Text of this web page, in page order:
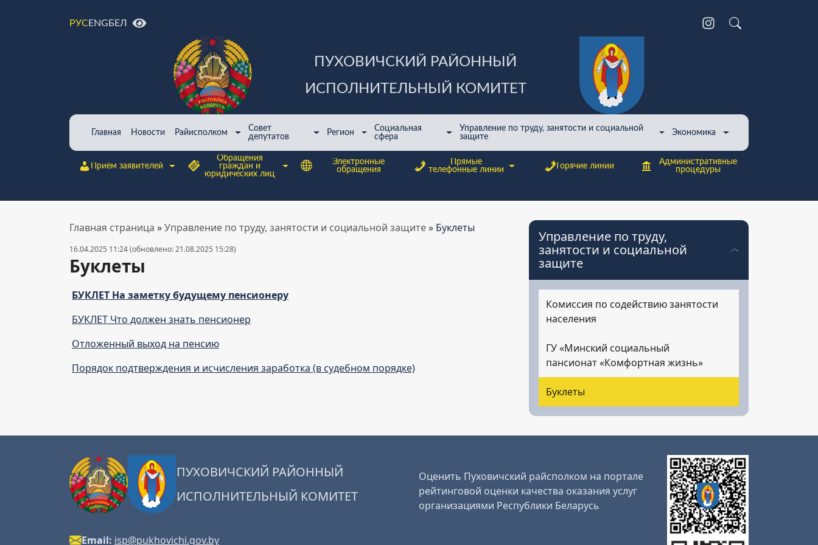
РУСENGБЕЛ
ПУХОВИЧСКИЙ РАЙОННЫЙ
ИСПОЛНИТЕЛЬНЫЙ КОМИТЕТ
Главная Новости Райисполком
Совет
депутатов
Регион
Cоциальная
сфера
Управление по труду, занятости и социальной
защите
Экономика
Приём заявителей
Обращения
граждан и
юридических лиц
Электронные
обращения
Прямые
телефонные линии
Горячие линии
Административные
процедуры
Главная страница »Управление по труду, занятости и социальной защите» Буклеты
16.04.2025 11:24 (обновлено: 21.08.2025 15:28)
Буклеты
БУКЛЕТ На заметку будущему пенсионеру
БУКЛЕТ Что должен знать пенсионер
Отложенный выход на пенсию
Порядок подтверждения и исчисления заработка (в судебном порядке)
Управление по труду,
занятости и социальной
защите
Комиссия по содействию занятости
населения
ГУ «Минский социальный
пансионат «Комфортная жизнь»
Буклеты
ПУХОВИЧСКИЙ РАЙОННЫЙ
ИСПОЛНИТЕЛЬНЫЙ КОМИТЕТ
Email: isp@pukhovichi.gov.by
Оценить Пуховичский райсполком на портале
рейтинговой оценки качества оказания услуг
организациями Республики Беларусь